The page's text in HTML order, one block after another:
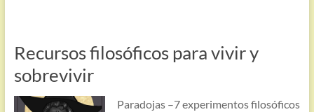
Recursos filosóficos para vivir y
sobrevivir
Paradojas –7 experimentos filosóficos